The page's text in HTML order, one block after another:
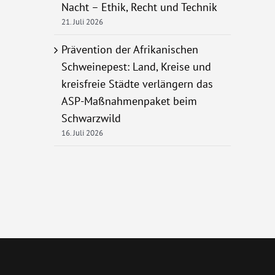
Nacht – Ethik, Recht und Technik
21. Juli 2026
Prävention der Afrikanischen
Schweinepest: Land, Kreise und
kreisfreie Städte verlängern das
ASP-Maßnahmenpaket beim
Schwarzwild
16. Juli 2026